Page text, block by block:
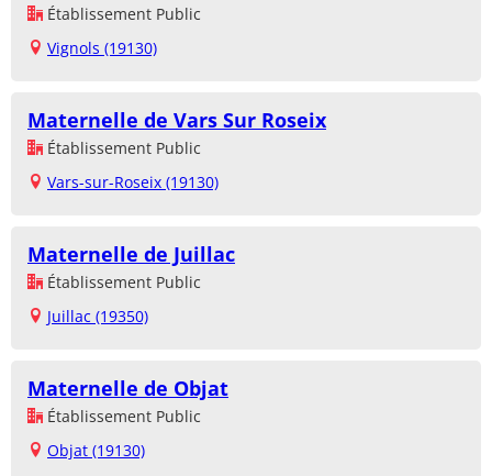
Établissement Public
Vignols (19130)
Maternelle de Vars Sur Roseix
Établissement Public
Vars-sur-Roseix (19130)
Maternelle de Juillac
Établissement Public
Juillac (19350)
Maternelle de Objat
Établissement Public
Objat (19130)